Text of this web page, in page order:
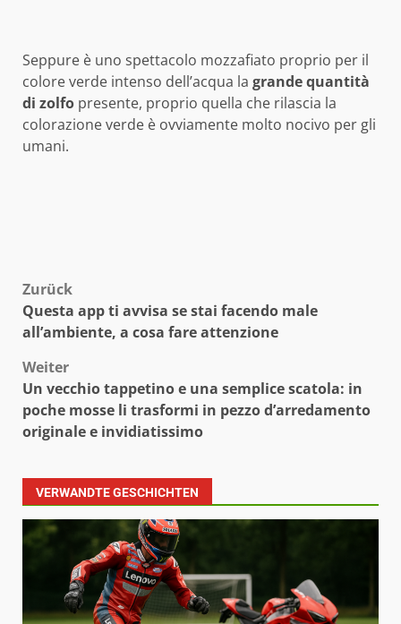
Seppure è uno spettacolo mozzafiato proprio per il
colore verde intenso dell’acqua la grande quantità
di zolfo presente, proprio quella che rilascia la
colorazione verde è ovviamente molto nocivo per gli
umani.
Beitragsnavigation
Zurück
Questa app ti avvisa se stai facendo male
all’ambiente, a cosa fare attenzione
Weiter
Un vecchio tappetino e una semplice scatola: in
poche mosse li trasformi in pezzo d’arredamento
originale e invidiatissimo
VERWANDTE GESCHICHTEN